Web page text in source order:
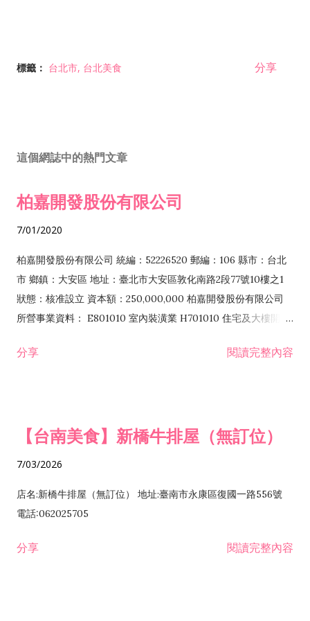
標籤： 台北市 台北美食 分享
這個網誌中的熱門文章
柏嘉開發股份有限公司
7/01/2020
柏嘉開發股份有限公司 統編：52226520 郵編：106 縣市：台北
市 鄉鎮：大安區 地址：臺北市大安區敦化南路2段77號10樓之1
狀態：核准設立 資本額：250,000,000 柏嘉開發股份有限公司
所營事業資料： E801010 室內裝潢業 H701010 住宅及大樓開發
發業 H703090 不動產買賣業 H703100 不動產租賃業 I503010
分享 閱讀完整內容
【台南美食】新橋牛排屋（無訂位）
7/03/2026
店名:新橋牛排屋（無訂位） 地址:臺南市永康區復國一路556號
電話:062025705
分享 閱讀完整內容